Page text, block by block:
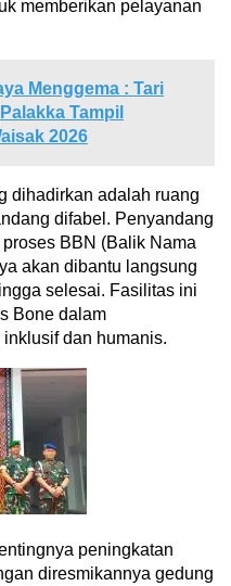
memberikan pelayanan
Menggema : Tari
Tampil
2026
dihadirkan adalah ruang
difabel. Penyandang
BBN (Balik Nama
akan dibantu langsung
selesai. Fasilitas ini
Bone dalam
dan humanis.
peningkatan
diresmikannya gedung